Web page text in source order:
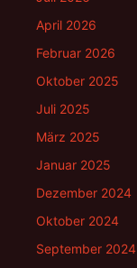
April 2026
Februar 2026
Oktober 2025
Juli 2025
März 2025
Januar 2025
Dezember 2024
Oktober 2024
September 2024